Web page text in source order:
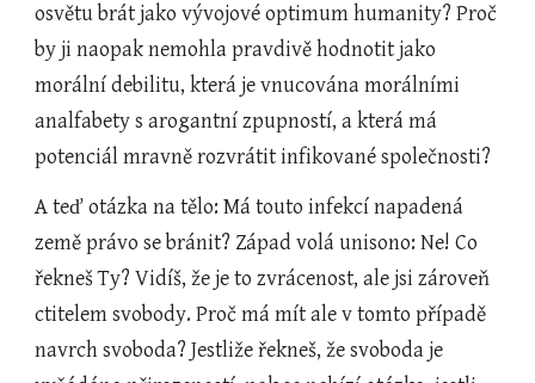
osvětu brát jako vývojové optimum humanity? Proč
by ji naopak nemohla pravdivě hodnotit jako
morální debilitu, která je vnucována morálními
analfabety s arogantní zpupností, a která má
potenciál mravně rozvrátit infikované společnosti?
A teď otázka na tělo: Má touto infekcí napadená
země právo se bránit? Západ volá unisono: Ne! Co
řekneš Ty? Vidíš, že je to zvrácenost, ale jsi zároveň
ctitelem svobody. Proč má mít ale v tomto případě
navrch svoboda? Jestliže řekneš, že svoboda je